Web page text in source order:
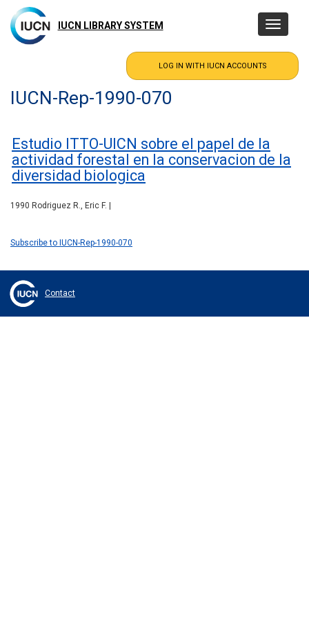
main
content
IUCN LIBRARY SYSTEM
Toggle
IUCN-Rep-1990-070
Estudio ITTO-UICN sobre el papel de la
actividad forestal en la conservacion de la
diversidad biologica
1990 Rodriguez R., Eric F. |
Subscribe to IUCN-Rep-1990-070
Contact